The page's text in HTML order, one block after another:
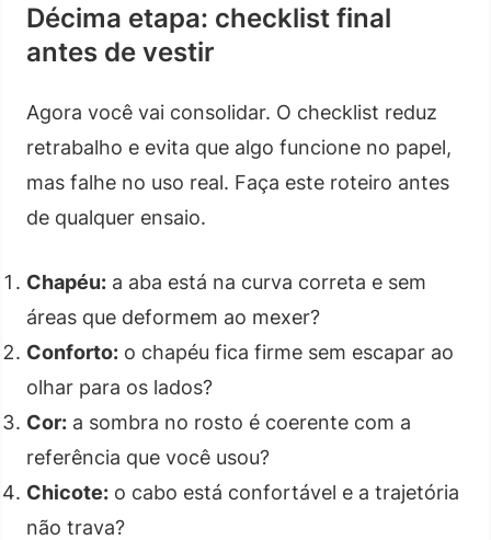
Décima etapa: checklist final
antes de vestir
Agora você vai consolidar. O checklist reduz
retrabalho e evita que algo funcione no papel,
mas falhe no uso real. Faça este roteiro antes
de qualquer ensaio.
Chapéu: a aba está na curva correta e sem
áreas que deformem ao mexer?
Conforto: o chapéu fica firme sem escapar ao
olhar para os lados?
Cor: a sombra no rosto é coerente com a
referência que você usou?
Chicote: o cabo está confortável e a trajetória
não trava?